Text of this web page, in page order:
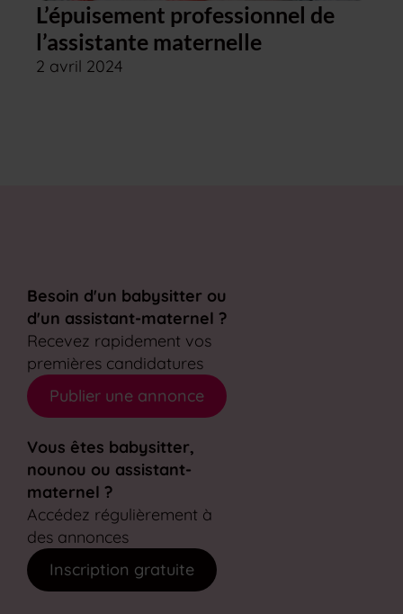
L’épuisement professionnel de
l’assistante maternelle
2 avril 2024
Besoin d'un babysitter ou
d'un assistant-maternel ?
Recevez rapidement vos
premières candidatures
Publier une annonce
Vous êtes babysitter,
nounou ou assistant-
maternel ?
Accédez régulièrement à
des annonces
Inscription gratuite